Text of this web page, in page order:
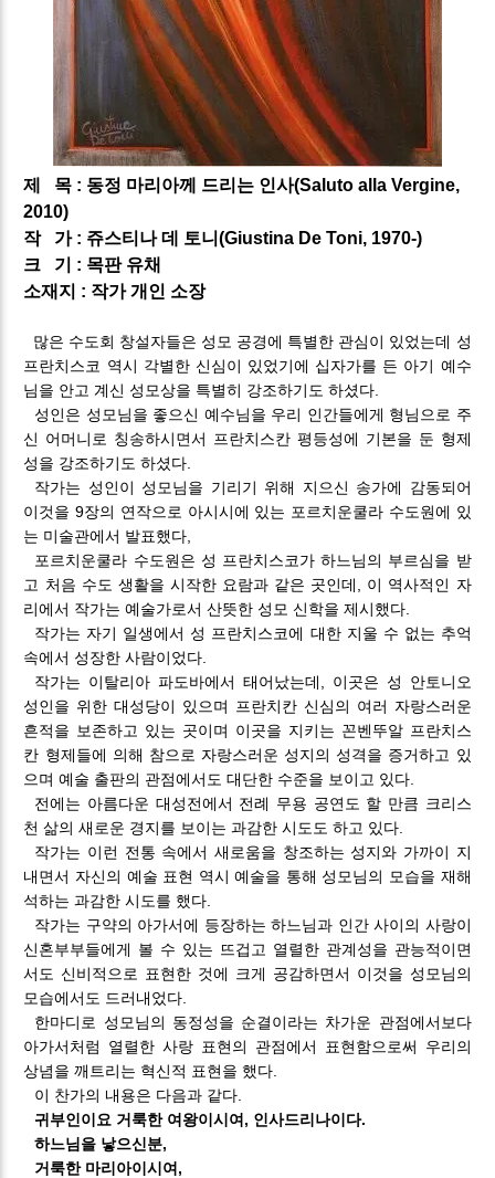
제 목 : 동정 마리아께 드리는 인사(Saluto alla Vergine,
2010)
작
가 : 쥬스티나 데 토니(Giustina De Toni, 1970-​)
크
기 : 목판 유채
소재지 : 작가 개인 소장
많은 수도회 창설자들은 성모 공경에 특별한 관심이 있었는데 성
프란치스코 역시 각별한 신심이 있었기에 십자가를 든 아기 예수
님을 안고 계신 성모상을 특별히 강조하기도 하셨다.
성인은 성모님을 좋으신 예수님을 우리 인간들에게 형님으로 주
신 어머니로 칭송하시면서 프란치스칸 평등성에 기본을 둔 형제
성을 강조하기도 하셨다.
작가는 성인이 성모님을 기리기 위해 지으신 송가에 감동되어
이것을 9장의 연작으로 아시시에 있는 포르치운쿨라 수도원에 있
는 미술관에서 발표했다,
포르치운쿨라 수도원은 성 프란치스코가 하느님의 부르심을 받
고 처음 수도 생활을 시작한 요람과 같은 곳인데, 이 역사적인 자
리에서 작가는 예술가로서 산뜻한 성모 신학을 제시했다.
작가는 자기 일생에서 성 프란치스코에 대한 지울 수 없는 추억
속에서 성장한 사람이었다.
작가는 이탈리아 파도바에서 태어났는데, 이곳은 성 안토니오
성인을 위한 대성당이 있으며 프란치칸 신심의 여러 자랑스러운
흔적을 보존하고 있는 곳이며 이곳을 지키는 꼰벤뚜알 프란치스
칸 형제들에 의해 참으로 자랑스러운 성지의 성격을 증거하고 있
으며 예술 출판의 관점에서도 대단한 수준을 보이고 있다.
전에는 아름다운 대성전에서 전례 무용 공연도 할 만큼 크리스
천 삶의 새로운 경지를 보이는 과감한 시도도 하고 있다.
작가는 이런 전통 속에서 새로움을 창조하는 성지와 가까이 지
내면서 자신의 예술 표현 역시 예술을 통해 성모님의 모습을 재해
석하는 과감한 시도를 했다.
작가는 구약의 아가서에 등장하는 하느님과 인간 사이의 사랑이
신혼부부들에게 볼 수 있는 뜨겁고 열렬한 관계성을 관능적이면
서도 신비적으로 표현한 것에 크게 공감하면서 이것을 성모님의
모습에서도 드러내었다.
한마디로 성모님의 동정성을 순결이라는 차가운 관점에서보다
아가서처럼 열렬한 사랑 표현의 관점에서 표현함으로써 우리의
상념을 깨트리는 혁신적 표현을 했다.
이 찬가의 내용은 다음과 같다.
귀부인이요 거룩한 여왕이시여, 인사드리나이다.
하느님을 낳으신분,
거룩한 마리아이시여,